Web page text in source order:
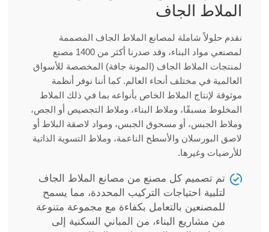
الملاط الجاف
نقدم حلولاً شاملة لمصانع الملاط الجاف المصممة
لمصنعي مواد البناء، وقد صدرنا أكثر من 1400 مصنع
لمنتجات الملاط الجاف (المونة جافة) المخصصة للأسواق
العالمية في مختلف أنحاء العالم. كما أننا نوفر أنظمة
موثوقة لإنتاج الملاط الخاص بأنواعه بما في ذلك الملاط
المخلوط مسبقًا، وملاط البناء، وملاط التجصيص أو الجص،
وملاط الجبس، أو مسحوق الجبس، ومواد لاصقة البلاط أو
لاصق البورسلان والأسطح الناعمة، وملاط التسوية الذاتية
للأرضيات وغيرها.
تم تصميم كل مصنع من مصانع الملاط الجاف
لتلبية احتياجات التركيب المحددة، مما يسمح
للمصنعين بالتعامل بكفاءة مع مجموعة متنوعة
من مشاريع البناء، من المباني السكنية إلى